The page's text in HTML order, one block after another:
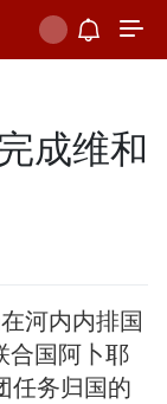
成维和
河内内排国
合国阿卜耶
任务归国的